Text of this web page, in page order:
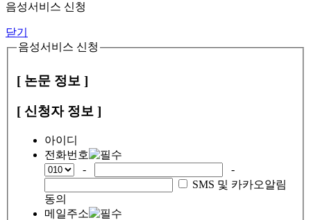
음성서비스 신청
닫기
음성서비스 신청
[ 논문 정보 ]
[ 신청자 정보 ]
아이디
전화번호
-
-
SMS 및 카카오알림
동의
메일주소